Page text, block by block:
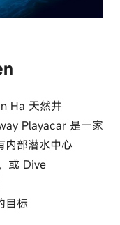
Ha 天然井
Playacar 是一家
内部潜水中心
或 Dive
目标